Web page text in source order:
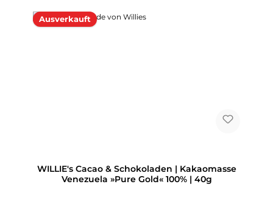
Ausverkauft
WILLIE's Cacao & Schokoladen | Kakaomasse
Venezuela »Pure Gold« 100% | 40g